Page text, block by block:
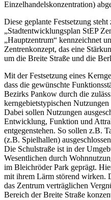
Einzelhandelskonzentration)
Diese geplante Festsetzung
„Stadtentwicklungsplan StEP
„Hauptzentrum“ kennzeichnet
Zentrenkonzept, das eine
um die Breite Straße und die
Mit der Festsetzung eines
dass die gewünschte
Bezirks Pankow durch die
kerngebietstypischen
Dabei sollen Nutzungen
Entwicklung, Funktion und
entgegenstehen. So sollen z.B.
(z.B. Spielhallen)
Die Schulstraße ist in der
Wesentlichen durch
im Bleichröder Park geprägt.
mit ihrem Lärm störend wirken.
das Zentrum verträglichen
Bereich der Breite Straße